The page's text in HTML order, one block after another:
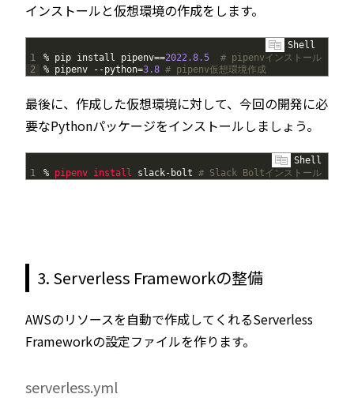
インストールと仮想環境の作成をします。
Shell
1
2
% pip install pipenv==2022.8.5
# pipenvインストール
% pipenv --python=3.8 # pipenv仮想環境作成
最後に、作成した仮想環境に対して、今回の開発に必
要なPythonパッケージをインストールしましょう。
Shell
1
% pipenv install slack- bolt # Slack Boltインストール
3. Serverless Frameworkの整備
AWSのリソースを自動で作成してくれるServerless
Frameworkの設定ファイルを作ります。
serverless.yml